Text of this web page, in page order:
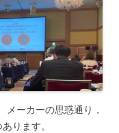
ーカーの思惑通り，
ります。